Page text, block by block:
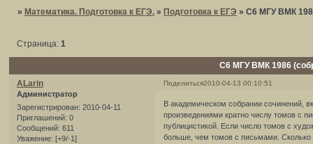
»Математика. Подготовка к ЕГЭ. »Подготовка к ЕГЭ »С6 МГУ ВМК
С6 МГУ ВМК 1986
Страница: 1
Поделиться2010-04-13 00:10:51
ALarin
Администратор
Зарегистрирован: 2010-04-11
Приглашений: 0
Сообщений: 611
Уважение: [+9/-1]
В академическом собрании сочинений,
произведениями кратно числу томов с
публицистикой. Если число томов с
больше, чем томов с письмами. Сколько